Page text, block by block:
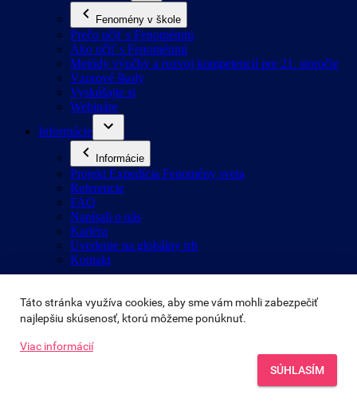
Táto stránka využíva cookies, aby sme vám mohli zabezpečiť
najlepšiu skúsenosť, ktorú môžeme ponúknuť.
Viac informácií
SÚHLASÍM